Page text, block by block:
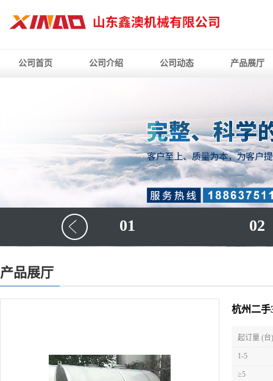
公司首页 公司介绍 公司动态 产品展厅
01 02
产品展厅
杭州二手
起订量 (台)
1-5
≥5